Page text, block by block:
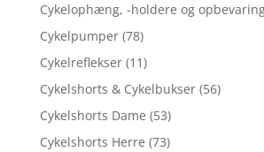
Cykelophæng, -holdere og
Cykelpumper (78)
Cykelreflekser (11)
Cykelshorts & Cykelbukser (56)
Cykelshorts Dame (53)
Cykelshorts Herre (73)